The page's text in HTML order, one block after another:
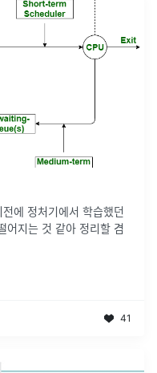
에 정처기에서 학습했던
어지는 것 같아 정리할 겸
41